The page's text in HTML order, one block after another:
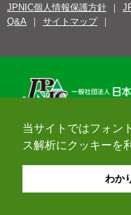
当サイトではフォン
ス解析にクッキーを
わか
JPNIC個人情報保護方針
Q&A
サイトマップ
Copyright© 1996-2026